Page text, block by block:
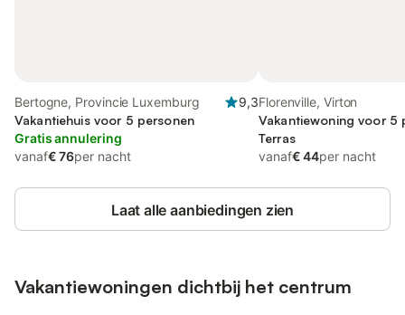
Bertogne, Provincie Luxemburg
9,3
Vakantiehuis voor 5 personen
Gratis annulering
vanaf€ 76per nacht
Florenville, Virton
Vakantiewoning voor 5
Terras
vanaf€ 44per nacht
Laat alle aanbiedingen zien
Vakantiewoningen dichtbij het centrum